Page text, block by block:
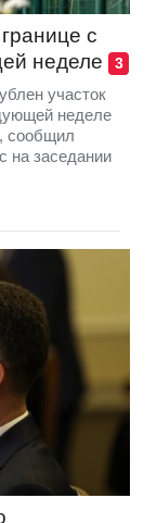
с
неделе
3
участок
неделе
сообщил
на заседании